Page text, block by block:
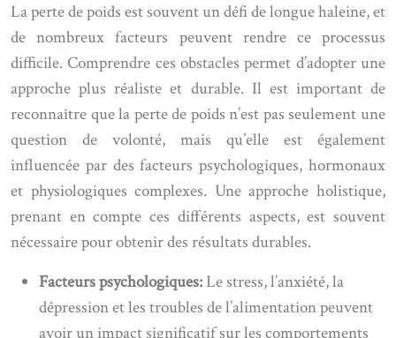
La perte de poids est souvent un défi de longue haleine, et
de nombreux facteurs peuvent rendre ce processus
difficile. Comprendre ces obstacles permet d’adopter une
approche plus réaliste et durable. Il est important de
reconnaître que la perte de poids n’est pas seulement une
question de volonté, mais qu’elle est également
influencée par des facteurs psychologiques, hormonaux
et physiologiques complexes. Une approche holistique,
prenant en compte ces différents aspects, est souvent
nécessaire pour obtenir des résultats durables.
Facteurs psychologiques: Le stress, l’anxiété, la
dépression et les troubles de l’alimentation peuvent
avoir un impact significatif sur les comportements